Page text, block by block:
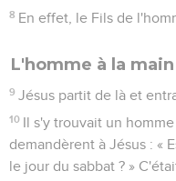
8 En effet, le Fils de
L'homme à la
9 Jésus partit de là et
10 Il s'y trouvait un
demandèrent à Jésus : «
le jour du sabbat ? »